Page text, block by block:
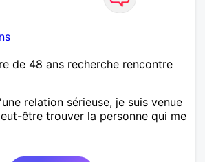
de 48 ans recherche rencontre
relation sérieuse, je suis venue
être trouver la personne qui me